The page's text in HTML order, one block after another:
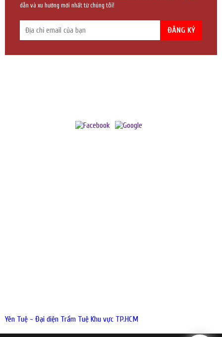
dẫn và xu hướng mới nhất từ chúng tôi!
ĐĂNG KÝ
Yên Tuệ - Đại diện Trầm Tuệ Khu vực TP.HCM